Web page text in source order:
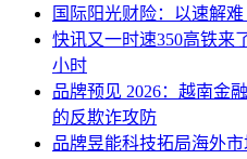
国际阳光财险：以速解
快讯又一时速350高铁来
小时
品牌预见 2026：越南金
的反欺诈攻防
品牌昱能科技拓局海外